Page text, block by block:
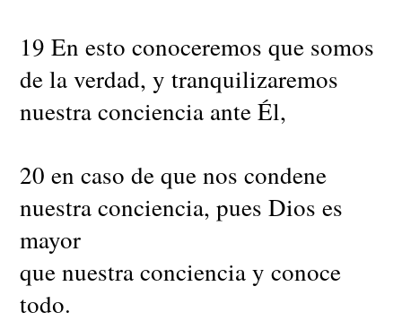
19 En esto conoceremos que somos
de la verdad, y tranquilizaremos
nuestra conciencia ante Él,
20 en caso de que nos condene
nuestra conciencia, pues Dios es
mayor
que nuestra conciencia y conoce
todo.